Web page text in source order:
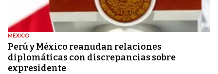
MÉXICO
Perú y México reanudan relaciones
diplomáticas con discrepancias sobre
expresidente